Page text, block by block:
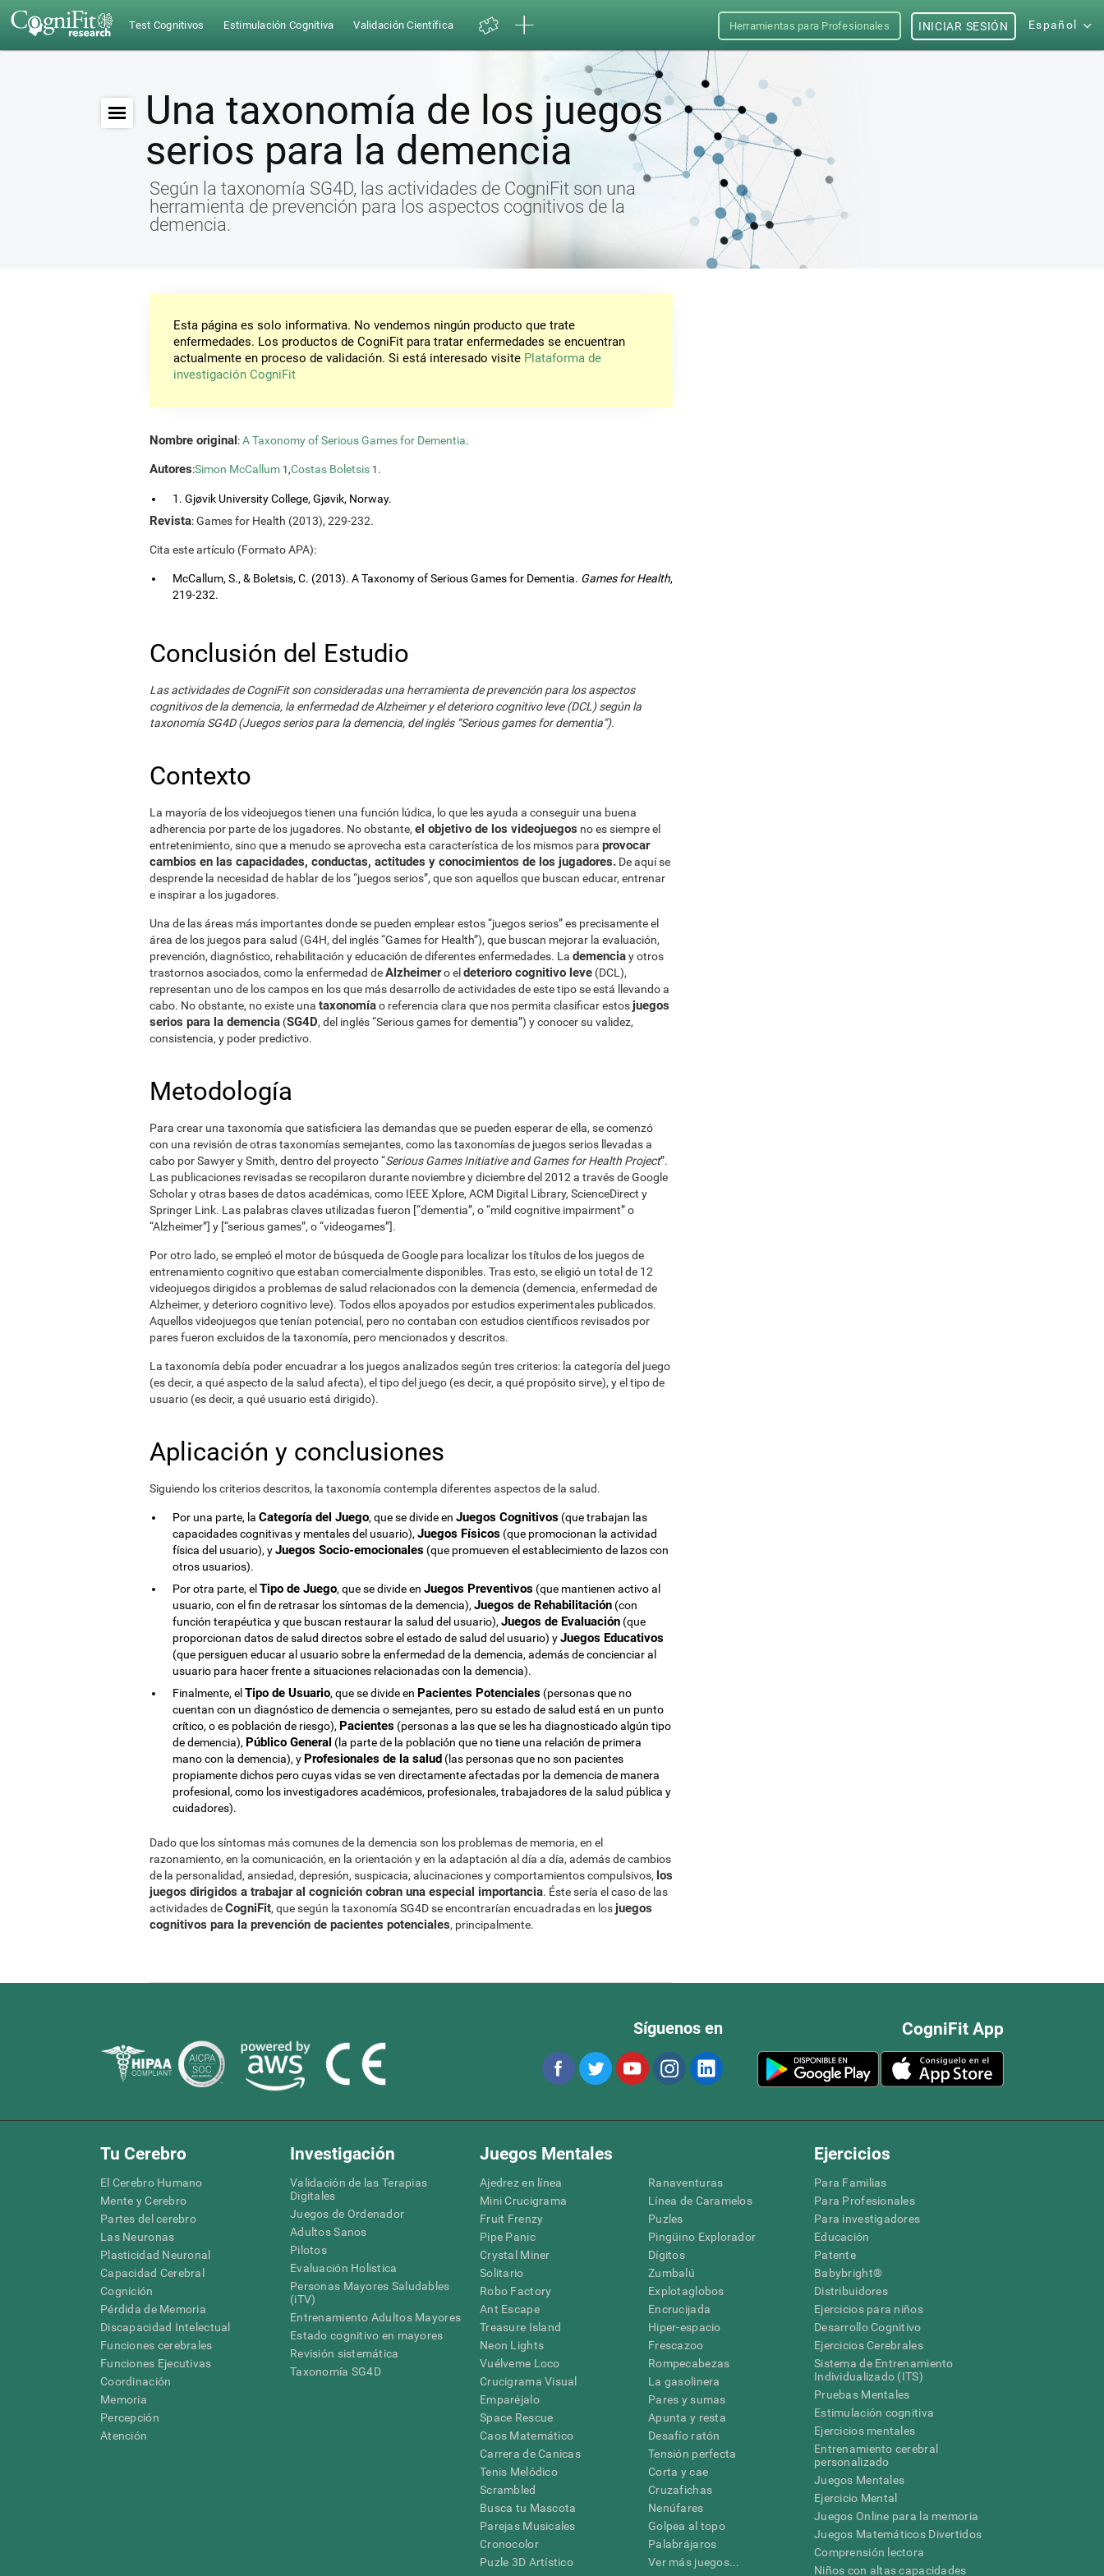
Test Cognitivos Estimulación Cognitiva Validación Científica Herramientas para Profesionales Español
INICIAR SESIÓN
Una taxonomía de los juegos
serios para la demencia
Según la taxonomía SG4D, las actividades de CogniFit son una
herramienta de prevención para los aspectos cognitivos de la
demencia.
Esta página es solo informativa. No vendemos ningún producto que trate
enfermedades. Los productos de CogniFit para tratar enfermedades se encuentran
actualmente en proceso de validación. Si está interesado visite Plataforma de
investigación CogniFit
Nombre original:A Taxonomy of Serious Games for Dementia.
Autores:Simon McCallum 1 ,Costas Boletsis 1 .
1. Gjøvik University College, Gjøvik, Norway.
Revista: Games for Health (2013), 229-232.
Cita este artículo (Formato APA):
McCallum, S., & Boletsis, C. (2013). A Taxonomy of Serious Games for Dementia. Games for Health,
219-232.
Conclusión del Estudio
Las actividades de CogniFit son consideradas una herramienta de prevención para los aspectos
cognitivos de la demencia, la enfermedad de Alzheimer y el deterioro cognitivo leve (DCL) según la
taxonomía SG4D (Juegos serios para la demencia, del inglés “Serious games for dementia”).
Contexto
La mayoría de los videojuegos tienen una función lúdica, lo que les ayuda a conseguir una buena
adherencia por parte de los jugadores. No obstante, el objetivo de los videojuegos no es siempre el
entretenimiento, sino que a menudo se aprovecha esta característica de los mismos para provocar
cambios en las capacidades, conductas, actitudes y conocimientos de los jugadores. De aquí se
desprende la necesidad de hablar de los “juegos serios”, que son aquellos que buscan educar, entrenar
e inspirar a los jugadores.
Una de las áreas más importantes donde se pueden emplear estos “juegos serios” es precisamente el
área de los juegos para salud (G4H, del inglés “Games for Health”), que buscan mejorar la evaluación,
prevención, diagnóstico, rehabilitación y educación de diferentes enfermedades. La demenciay otros
trastornos asociados, como la enfermedad deAlzheimero el deterioro cognitivo leve (DCL),
representan uno de los campos en los que más desarrollo de actividades de este tipo se está llevando a
cabo. No obstante, no existe una taxonomíao referencia clara que nos permita clasificar estosjuegos
serios para la demencia (SG4D, del inglés “Serious games for dementia”) y conocer su validez,
consistencia, y poder predictivo.
Metodología
Para crear una taxonomía que satisficiera las demandas que se pueden esperar de ella, se comenzó
con una revisión de otras taxonomías semejantes, como las taxonomías de juegos serios llevadas a
cabo por Sawyer y Smith, dentro del proyecto “Serious Games Initiative and Games for Health Project”.
Las publicaciones revisadas se recopilaron durante noviembre y diciembre del 2012 a través de Google
Scholar y otras bases de datos académicas, como IEEE Xplore, ACM Digital Library, ScienceDirect y
Springer Link. Las palabras claves utilizadas fueron [“dementia”, o “mild cognitive impairment” o
“Alzheimer”] y [“serious games”, o “videogames”].
Por otro lado, se empleó el motor de búsqueda de Google para localizar los títulos de los juegos de
entrenamiento cognitivo que estaban comercialmente disponibles. Tras esto, se eligió un total de 12
videojuegos dirigidos a problemas de salud relacionados con la demencia (demencia, enfermedad de
Alzheimer, y deterioro cognitivo leve). Todos ellos apoyados por estudios experimentales publicados.
Aquellos videojuegos que tenían potencial, pero no contaban con estudios científicos revisados por
pares fueron excluidos de la taxonomía, pero mencionados y descritos.
La taxonomía debía poder encuadrar a los juegos analizados según tres criterios: la categoría del juego
(es decir, a qué aspecto de la salud afecta), el tipo del juego (es decir, a qué propósito sirve), y el tipo de
usuario (es decir, a qué usuario está dirigido).
Aplicación y conclusiones
Siguiendo los criterios descritos, la taxonomía contempla diferentes aspectos de la salud.
Por una parte, la Categoría del Juego, que se divide en Juegos Cognitivos (que trabajan las
capacidades cognitivas y mentales del usuario), Juegos Físicos (que promocionan la actividad
física del usuario), yJuegos Socio-emocionales (que promueven el establecimiento de lazos con
otros usuarios).
Por otra parte, el Tipo de Juego, que se divide en Juegos Preventivos (que mantienen activo al
usuario, con el fin de retrasar los síntomas de la demencia), Juegos de Rehabilitación (con
función terapéutica y que buscan restaurar la salud del usuario), Juegos de Evaluación (que
proporcionan datos de salud directos sobre el estado de salud del usuario) yJuegos Educativos
(que persiguen educar al usuario sobre la enfermedad de la demencia, además de concienciar al
usuario para hacer frente a situaciones relacionadas con la demencia).
Finalmente, el Tipo de Usuario, que se divide en Pacientes Potenciales (personas que no
cuentan con un diagnóstico de demencia o semejantes, pero su estado de salud está en un punto
crítico, o es población de riesgo), Pacientes (personas a las que se les ha diagnosticado algún tipo
de demencia), Público General (la parte de la población que no tiene una relación de primera
mano con la demencia), y Profesionales de la salud (las personas que no son pacientes
propiamente dichos pero cuyas vidas se ven directamente afectadas por la demencia de manera
profesional, como los investigadores académicos, profesionales, trabajadores de la salud pública y
cuidadores).
Dado que los síntomas más comunes de la demencia son los problemas de memoria, en el
razonamiento, en la comunicación, en la orientación y en la adaptación al día a día, además de cambios
de la personalidad, ansiedad, depresión, suspicacia, alucinaciones y comportamientos compulsivos, los
juegos dirigidos a trabajar al cognición cobran una especial importancia. Éste sería el caso de las
actividades deCogniFit, que según la taxonomía SG4D se encontrarían encuadradas en losjuegos
cognitivos para la prevención de pacientes potenciales, principalmente.
CogniFit App
Síguenos en
Tu Cerebro
El Cerebro Humano
Mente y Cerebro
Partes del cerebro
Las Neuronas
Plasticidad Neuronal
Capacidad Cerebral
Cognición
Pérdida de Memoria
Discapacidad Intelectual
Funciones cerebrales
Funciones Ejecutivas
Coordinación
Memoria
Percepción
Atención
Investigación
Validación de las Terapias
Digitales
Juegos de Ordenador
Adultos Sanos
Pilotos
Evaluación Holistica
Personas Mayores Saludables
(iTV)
Entrenamiento Adultos Mayores
Estado cognitivo en mayores
Revisión sistemática
Taxonomía SG4D
Juegos Mentales
Ajedrez en línea
Mini Crucigrama
Fruit Frenzy
Pipe Panic
Crystal Miner
Solitario
Robo Factory
Ant Escape
Treasure Island
Neon Lights
Vuélveme Loco
Crucigrama Visual
Emparéjalo
Space Rescue
Caos Matemático
Carrera de Canicas
Tenis Melódico
Scrambled
Busca tu Mascota
Parejas Musicales
Cronocolor
Puzle 3D Artístico
Ranaventuras
Línea de Caramelos
Puzles
Pingüino Explorador
Dígitos
Zumbalú
Explotaglobos
Encrucijada
Hiper-espacio
Frescazoo
Rompecabezas
La gasolinera
Pares y sumas
Apunta y resta
Desafío ratón
Tensión perfecta
Corta y cae
Cruzafichas
Nenúfares
Golpea al topo
Palabrájaros
Ver más juegos...
Ejercicios
Para Familias
Para Profesionales
Para investigadores
Educación
Patente
Babybright®
Distribuidores
Ejercicios para niños
Desarrollo Cognitivo
Ejercicios Cerebrales
Sistema de Entrenamiento
Individualizado (ITS)
Pruebas Mentales
Estimulación cognitiva
Ejercicios mentales
Entrenamiento cerebral
personalizado
Juegos Mentales
Ejercicio Mental
Juegos Online para la memoria
Juegos Matemáticos Divertidos
Comprensión lectora
Niños con altas capacidades